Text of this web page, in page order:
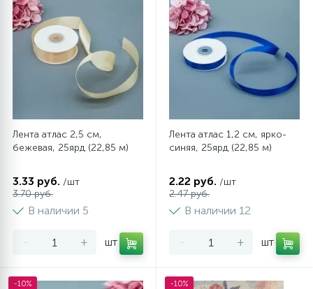
Лента атлас 2,5 см,
бежевая, 25ярд (22,85 м)
3.33 руб. /шт
3.70 руб.
В наличии 5
- + шт
Лента атлас 1,2 см, ярко-
синяя, 25ярд (22,85 м)
2.22 руб. /шт
2.47 руб.
В наличии 12
- + шт
-10% -10%